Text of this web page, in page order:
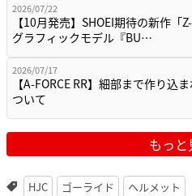
2026/07/22
【10月発売】SHOEI期待の新作「
グラフィックモデル『BU…
2026/07/17
【A-FORCE RR】細部まで作り込
ついて
もっと
HJC ゴーライド ヘルメット